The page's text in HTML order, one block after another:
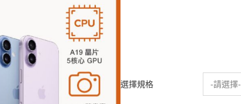
選擇規格 -請選擇-